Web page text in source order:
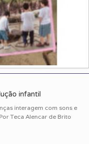
infantil
interagem com sons e
Teca Alencar de Brito